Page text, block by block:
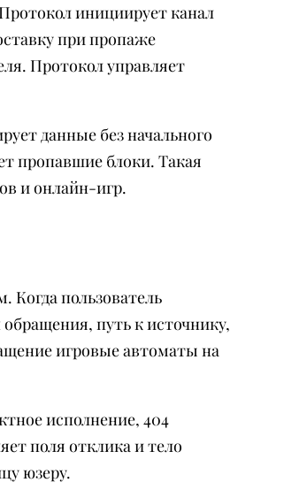
инициирует канал
при пропаже
Протокол управляет
данные без начального
пропавшие блоки. Такая
и онлайн-игр.
Когда пользователь
путь к источнику,
игровые автоматы на
исполнение, 404
поля отклика и тело
юзеру.